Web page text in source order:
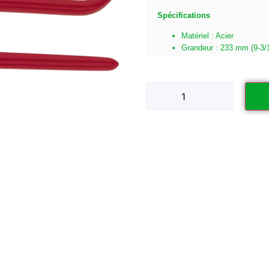
Spécifications
Matériel : Acier
Grandeur : 233 mm (9-3/